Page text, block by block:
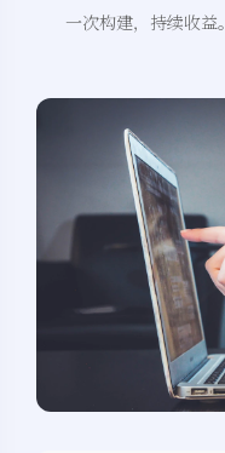
一次构建，持续收益。